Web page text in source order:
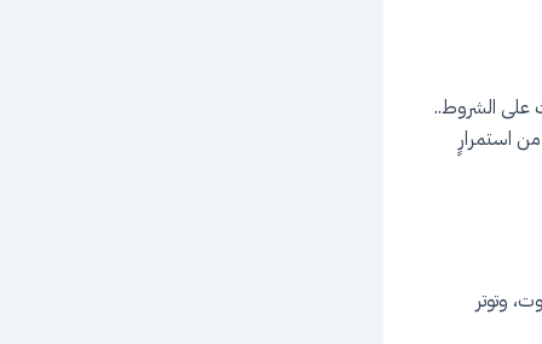
على الشروط..
استمرارٍ
وتوتر